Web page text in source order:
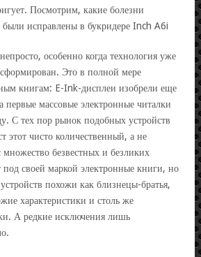
Посмотрим, какие болезни
исправлены в букридере Inch A6i
особенно когда технология уже
Это в полной мере
книгам: E-Ink-дисплеи изобрели еще
первые массовые электронные читалки
С тех пор рынок подобных устройств
этот чисто количественный, а не
множество безвестных и безликих
своей маркой электронные книги, но
похожи как близнецы-братья,
характеристики и столь же
А редкие исключения лишь